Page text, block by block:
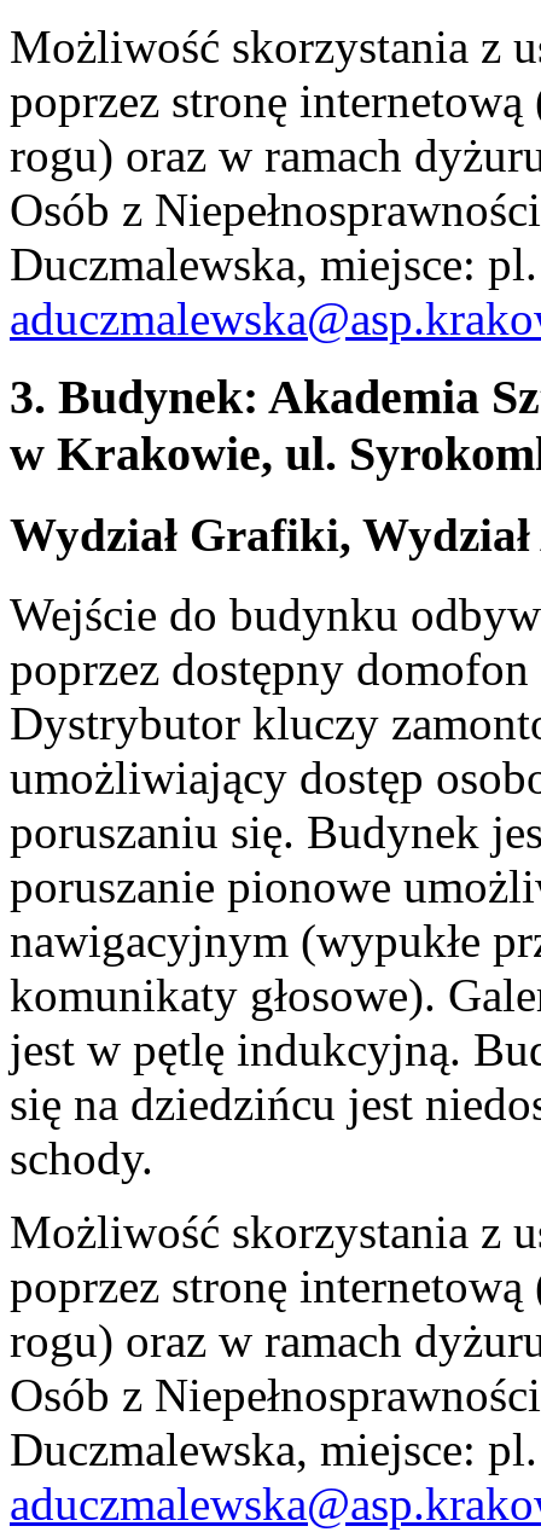
Możliwość skorzystania z
poprzez stronę
rogu) oraz w ramach
Osób z
Duczmalewska, miejsce:
3. Budynek: Akademia
w Krakowie, ul.
Wydział Grafiki,
Wejście do budynku
poprzez dostępny
Dystrybutor kluczy
umożliwiający dostęp
poruszaniu się. Budynek
poruszanie pionowe
nawigacyjnym (wypukłe
komunikaty głosowe).
jest w pętlę indukcyjną.
się na dziedzińcu jest
schody.
Możliwość skorzystania z
poprzez stronę
rogu) oraz w ramach
Osób z
Duczmalewska, miejsce: